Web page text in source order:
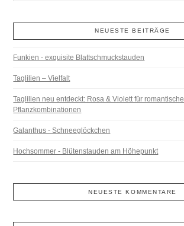
NEUESTE BEITRÄGE
Funkien - exquisite Blattschmuckstauden
Taglilien – Vielfalt
Taglilien neu entdeckt: Rosa & Violett für romantische
Pflanzkombinationen
Galanthus - Schneeglöckchen
Hochsommer - Blütenstauden am Höhepunkt
NEUESTE KOMMENTARE